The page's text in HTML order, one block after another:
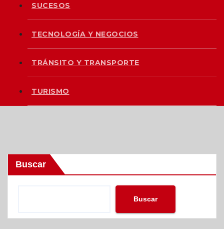
SUCESOS
TECNOLOGÍA Y NEGOCIOS
TRÁNSITO Y TRANSPORTE
TURISMO
Buscar
Buscar